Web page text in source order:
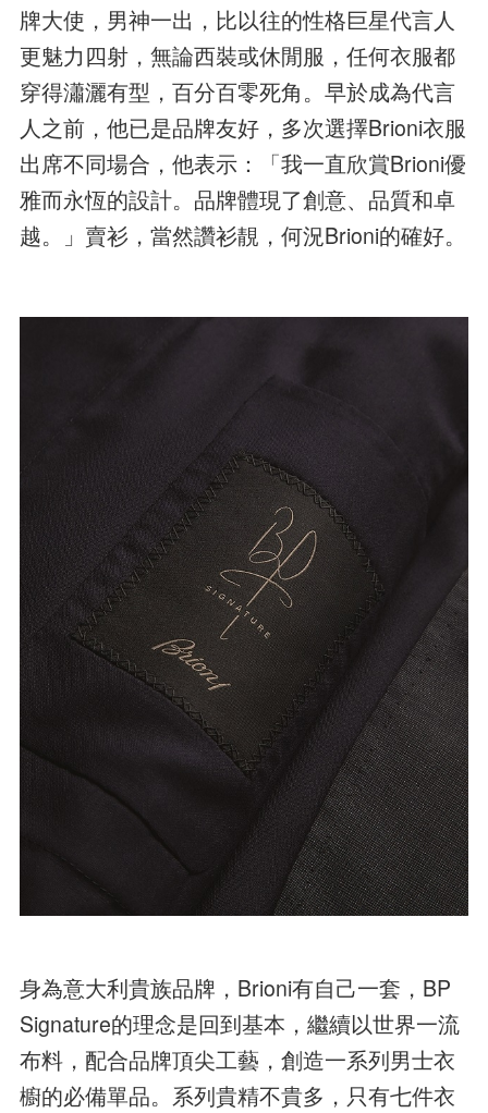
牌大使，男神一出，比以往的性格巨星代言人
更魅力四射，無論西裝或休閒服，任何衣服都
穿得瀟灑有型，百分百零死角。早於成為代言
人之前，他已是品牌友好，多次選擇Brioni衣服
出席不同場合，他表示：「我一直欣賞Brioni優
雅而永恆的設計。品牌體現了創意、品質和卓
越。」賣衫，當然讚衫靚，何況Brioni的確好。
身為意大利貴族品牌，Brioni有自己一套，BP
Signature的理念是回到基本，繼續以世界一流
布料，配合品牌頂尖工藝，創造一系列男士衣
櫥的必備單品。系列貴精不貴多，只有七件衣